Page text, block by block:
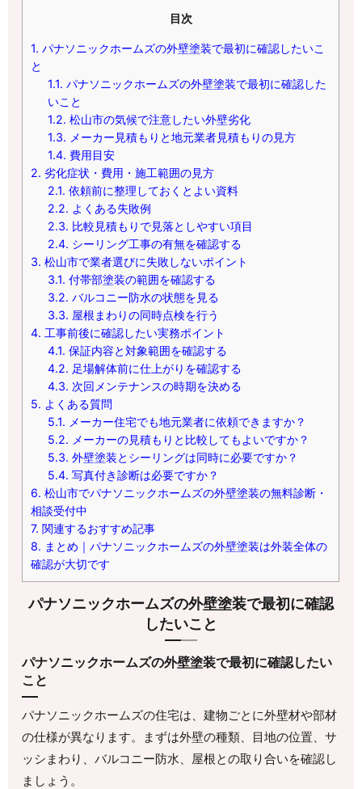
目次
1. パナソニックホームズの外壁塗装で最初に確認したいこ
と
1.1. パナソニックホームズの外壁塗装で最初に確認した
いこと
1.2. 松山市の気候で注意したい外壁劣化
1.3. メーカー見積もりと地元業者見積もりの見方
1.4. 費用目安
2. 劣化症状・費用・施工範囲の見方
2.1. 依頼前に整理しておくとよい資料
2.2. よくある失敗例
2.3. 比較見積もりで見落としやすい項目
2.4. シーリング工事の有無を確認する
3. 松山市で業者選びに失敗しないポイント
3.1. 付帯部塗装の範囲を確認する
3.2. バルコニー防水の状態を見る
3.3. 屋根まわりの同時点検を行う
4. 工事前後に確認したい実務ポイント
4.1. 保証内容と対象範囲を確認する
4.2. 足場解体前に仕上がりを確認する
4.3. 次回メンテナンスの時期を決める
5. よくある質問
5.1. メーカー住宅でも地元業者に依頼できますか？
5.2. メーカーの見積もりと比較してもよいですか？
5.3. 外壁塗装とシーリングは同時に必要ですか？
5.4. 写真付き診断は必要ですか？
6. 松山市でパナソニックホームズの外壁塗装の無料診断・
相談受付中
7. 関連するおすすめ記事
8. まとめ｜パナソニックホームズの外壁塗装は外装全体の
確認が大切です
パナソニックホームズの外壁塗装で最初に確認
したいこと
パナソニックホームズの外壁塗装で最初に確認したい
こと
パナソニックホームズの住宅は、建物ごとに外壁材や部材
の仕様が異なります。まずは外壁の種類、目地の位置、サ
ッシまわり、バルコニー防水、屋根との取り合いを確認し
ましょう。